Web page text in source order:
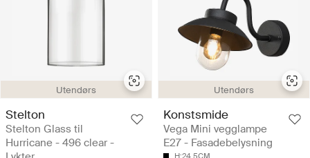
Utendørs
Stelton
Stelton Glass til
Hurricane - 496 clear -
Utendørs
Konstsmide
Vega Mini vegglampe
E27 - Fasadebelysning
H:24.5CM